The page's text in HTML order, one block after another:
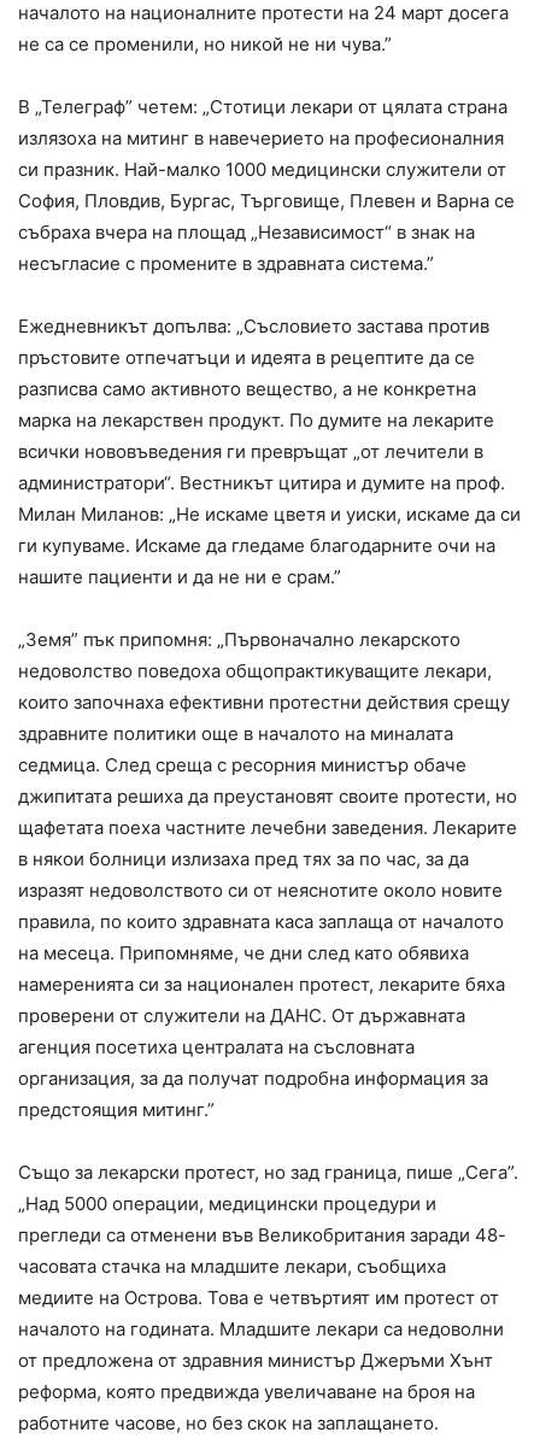
началото на националните протести на 24 март досега
не са се променили, но никой не ни чува.”
В „Телеграф” четем: „Стотици лекари от цялата страна
излязоха на митинг в навечерието на професионалния
си празник. Най-малко 1000 медицински служители от
София, Пловдив, Бургас, Търговище, Плевен и Варна се
събраха вчера на площад „Независимост“ в знак на
несъгласие с промените в здравната система.”
Ежедневникът допълва: „Съсловието застава против
пръстовите отпечатъци и идеята в рецептите да се
разписва само активното вещество, а не конкретна
марка на лекарствен продукт. По думите на лекарите
всички нововъведения ги превръщат „от лечители в
администратори“. Вестникът цитира и думите на проф.
Милан Миланов: „Не искаме цветя и уиски, искаме да си
ги купуваме. Искаме да гледаме благодарните очи на
нашите пациенти и да не ни е срам.”
„Земя” пък припомня: „Първоначално лекарското
недоволство поведоха общопрактикуващите лекари,
които започнаха ефективни протестни действия срещу
здравните политики още в началото на миналата
седмица. След среща с ресорния министър обаче
джипитата решиха да преустановят своите протести, но
щафетата поеха частните лечебни заведения. Лекарите
в някои болници излизаха пред тях за по час, за да
изразят недоволството си от неяснотите около новите
правила, по които здравната каса заплаща от началото
на месеца. Припомняме, че дни след като обявиха
намеренията си за национален протест, лекарите бяха
проверени от служители на ДАНС. От държавната
агенция посетиха централата на съсловната
организация, за да получат подробна информация за
предстоящия митинг.”
Също за лекарски протест, но зад граница, пише „Сега”.
„Над 5000 операции, медицински процедури и
прегледи са отменени във Великобритания заради 48-
часовата стачка на младшите лекари, съобщиха
медиите на Острова. Това е четвъртият им протест от
началото на годината. Младшите лекари са недоволни
от предложена от здравния министър Джеръми Хънт
реформа, която предвижда увеличаване на броя на
работните часове, но без скок на заплащането.